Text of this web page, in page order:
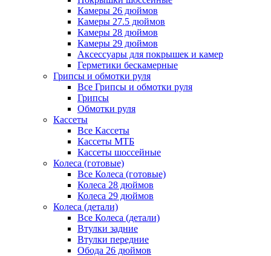
Камеры 26 дюймов
Камеры 27.5 дюймов
Камеры 28 дюймов
Камеры 29 дюймов
Аксессуары для покрышек и камер
Герметики бескамерные
Грипсы и обмотки руля
Все Грипсы и обмотки руля
Грипсы
Обмотки руля
Кассеты
Все Кассеты
Кассеты МТБ
Кассеты шоссейные
Колеса (готовые)
Все Колеса (готовые)
Колеса 28 дюймов
Колеса 29 дюймов
Колеса (детали)
Все Колеса (детали)
Втулки задние
Втулки передние
Обода 26 дюймов